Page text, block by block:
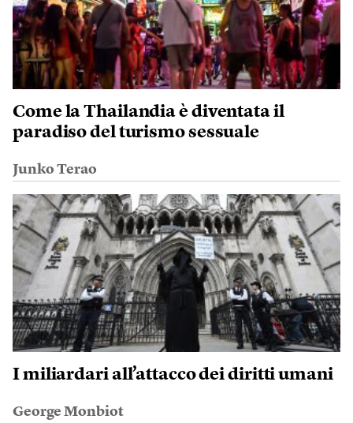
Come la Thailandia è diventata il
paradiso del turismo sessuale
Junko Terao
I miliardari all’attacco dei diritti umani
George Monbiot